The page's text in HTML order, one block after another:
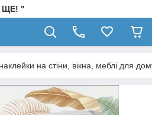
ЩЕ! "
наклейки на стіни, вікна, меблі для